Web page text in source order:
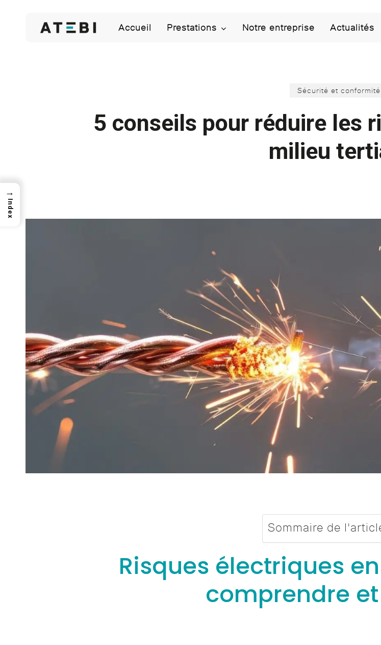
Accueil Prestations Notre entreprise Actualités
Sécurité et conformité
5 conseils pour réduire les
milieu
Sommaire de
Risques électriques
comprendre
→
Index